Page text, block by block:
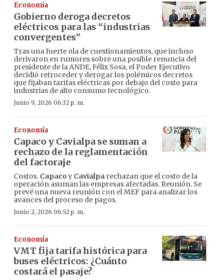
Economía
Gobierno deroga decretos
eléctricos para las “industrias
convergentes”
Tras una fuerte ola de cuestionamientos, que incluso
derivaron en rumores sobre una posible renuncia del
presidente de la ANDE, Félix Sosa, el Poder Ejecutivo
decidió retroceder y derogar los polémicos decretos
que fijaban tarifas eléctricas por debajo del costo para
industrias de alto consumo tecnológico.
Junio 9, 2026 06:32 p. m.
Economía
Capaco y Cavialpa se suman a
rechazo de la reglamentación
del factoraje
Costos. Capaco y Cavialpa rechazan que el costo de la
operación asuman las empresas afectadas. Reunión. Se
prevé una nueva reunión con el MEF para analizar los
avances del proceso de pagos.
Junio 2, 2026 06:52 p. m.
Economía
VMT fija tarifa histórica para
buses eléctricos: ¿Cuánto
costará el pasaje?